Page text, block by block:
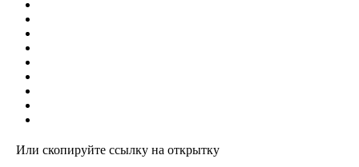
Или скопируйте ссылку на открытку